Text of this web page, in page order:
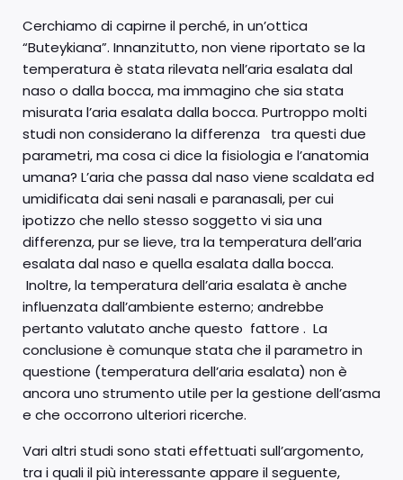
Cerchiamo di capirne il perché, in un’ottica
“Buteykiana”. Innanzitutto, non viene riportato se la
temperatura è stata rilevata nell’aria esalata dal
naso o dalla bocca, ma immagino che sia stata
misurata l’aria esalata dalla bocca. Purtroppo molti
studi non considerano la differenza tra questi due
parametri, ma cosa ci dice la fisiologia e l’anatomia
umana? L’aria che passa dal naso viene scaldata ed
umidificata dai seni nasali e paranasali, per cui
ipotizzo che nello stesso soggetto vi sia una
differenza, pur se lieve, tra la temperatura dell’aria
esalata dal naso e quella esalata dalla bocca.
Inoltre, la temperatura dell’aria esalata è anche
influenzata dall’ambiente esterno; andrebbe
pertanto valutato anche questo fattore . La
conclusione è comunque stata che il parametro in
questione (temperatura dell’aria esalata) non è
ancora uno strumento utile per la gestione dell’asma
e che occorrono ulteriori ricerche.
Vari altri studi sono stati effettuati sull’argomento,
tra i quali il più interessante appare il seguente,